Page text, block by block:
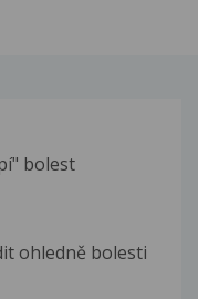
bolest
ohledně bolesti